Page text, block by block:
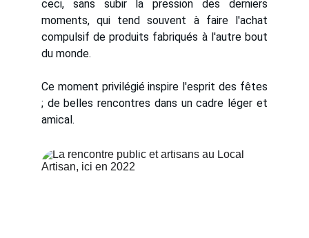
ceci, sans subir la pression des derniers
moments, qui tend souvent à faire l'achat
compulsif de produits fabriqués à l'autre bout
du monde.
Ce moment privilégié inspire l'esprit des fêtes
; de belles rencontres dans un cadre léger et
amical.